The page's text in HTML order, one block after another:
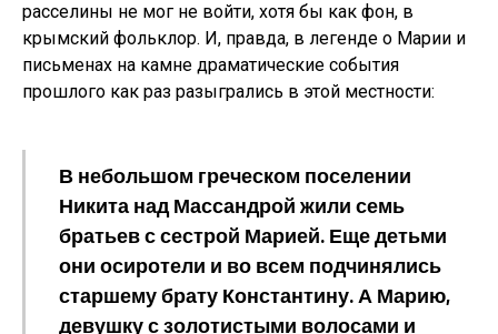
расселины не мог не войти, хотя бы как фон, в
крымский фольклор. И, правда, в легенде о Марии и
письменах на камне драматические события
прошлого как раз разыгрались в этой местности:
В небольшом греческом поселении
Никита над Массандрой жили семь
братьев с сестрой Марией. Еще детьми
они осиротели и во всем подчинялись
старшему брату Константину. А Марию,
девушку с золотистыми волосами и